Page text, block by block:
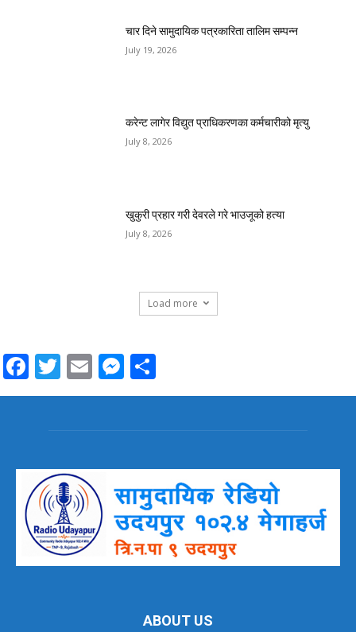
चार दिने सामुदायिक पत्रकारिता तालिम सम्पन्न
July 19, 2026
करेन्ट लागेर विद्युत प्राधिकरणका कर्मचारीको मृत्यु
July 8, 2026
खुकुरी प्रहार गरी देवरले गरे भाउजूको हत्या
July 8, 2026
Load more
Facebook
Twitter
EmailMessenger
ABOUT US